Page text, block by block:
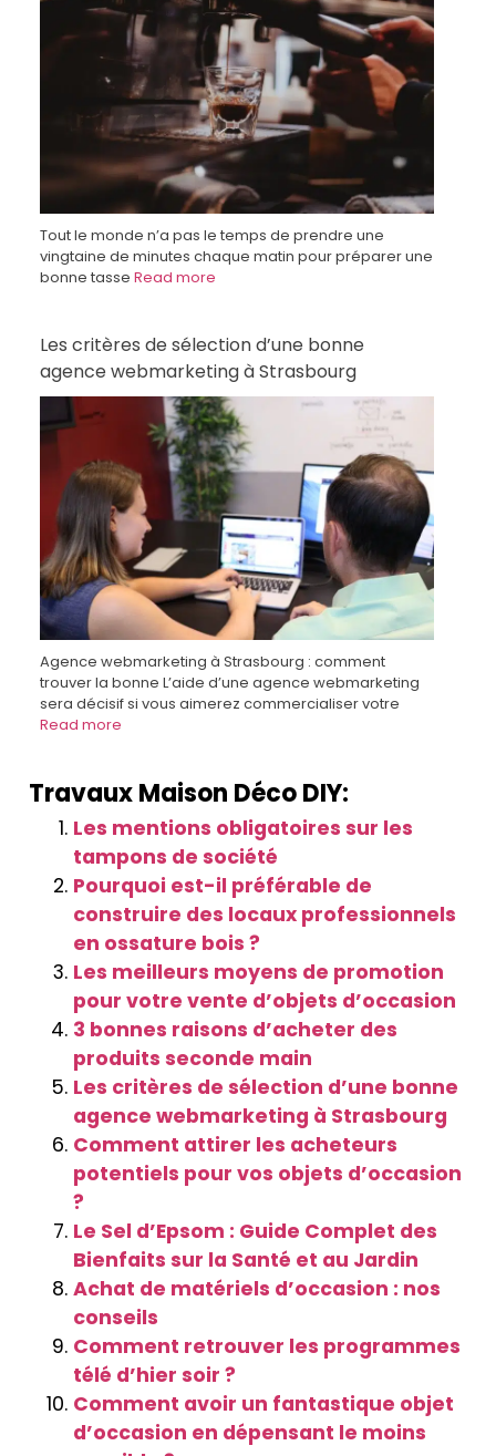
Tout le monde n’a pas le temps de prendre une
vingtaine de minutes chaque matin pour préparer une
bonne tasse Read more
Les critères de sélection d’une bonne
agence webmarketing à Strasbourg
Agence webmarketing à Strasbourg : comment
trouver la bonne L’aide d’une agence webmarketing
sera décisif si vous aimerez commercialiser votre
Read more
Travaux Maison Déco DIY:
Les mentions obligatoires sur les
tampons de société
Pourquoi est-il préférable de
construire des locaux professionnels
en ossature bois ?
Les meilleurs moyens de promotion
pour votre vente d’objets d’occasion
3 bonnes raisons d’acheter des
produits seconde main
Les critères de sélection d’une bonne
agence webmarketing à Strasbourg
Comment attirer les acheteurs
potentiels pour vos objets d’occasion
?
Le Sel d’Epsom : Guide Complet des
Bienfaits sur la Santé et au Jardin
Achat de matériels d’occasion : nos
conseils
Comment retrouver les programmes
télé d’hier soir ?
Comment avoir un fantastique objet
d’occasion en dépensant le moins